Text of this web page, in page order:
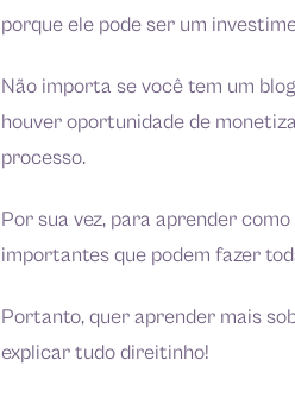
porque ele pode ser um
Não importa se você tem um
houver oportunidade de
processo.
Por sua vez, para aprender
importantes que podem fazer
Portanto, quer aprender mais
explicar tudo direitinho!